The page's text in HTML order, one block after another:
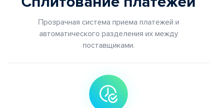
Прозрачная система приема платежей и
автоматического разделения их между
поставщиками.